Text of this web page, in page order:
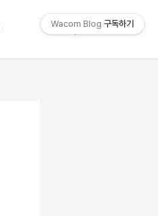
Shop
Wacom Blog 구독하기